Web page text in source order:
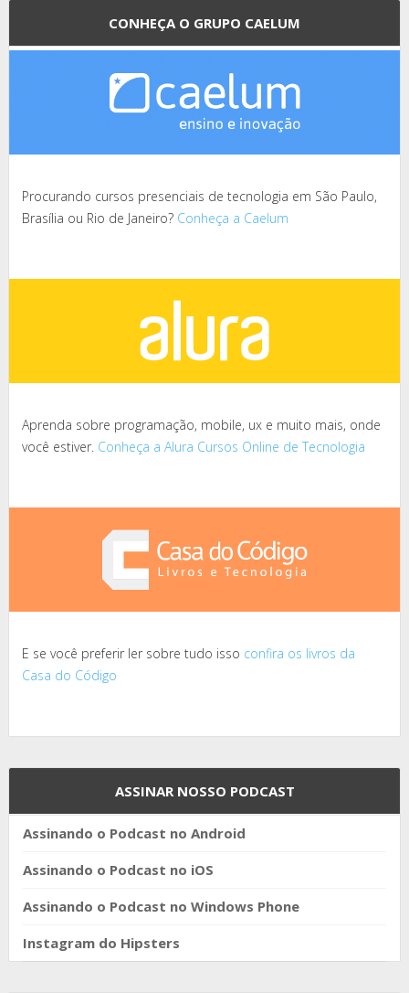
CONHEÇA O GRUPO CAELUM
Procurando cursos presenciais de tecnologia em São Paulo,
Brasília ou Rio de Janeiro? Conheça a Caelum
Aprenda sobre programação, mobile, ux e muito mais, onde
você estiver. Conheça a Alura Cursos Online de Tecnologia
E se você preferir ler sobre tudo isso confira os livros da
Casa do Código
ASSINAR NOSSO PODCAST
Assinando o Podcast no Android
Assinando o Podcast no iOS
Assinando o Podcast no Windows Phone
Instagram do Hipsters